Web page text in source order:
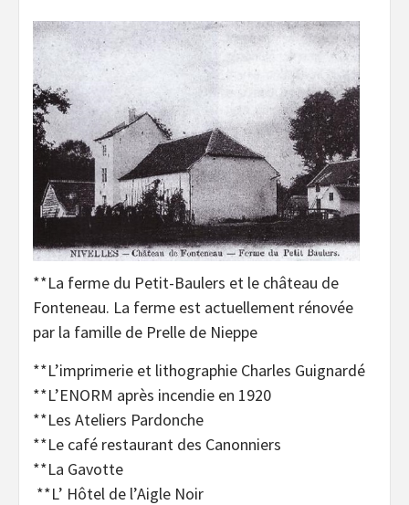
**La ferme du Petit-Baulers et le château de
Fonteneau. La ferme est actuellement rénovée
par la famille de Prelle de Nieppe
**L’imprimerie et lithographie Charles Guignardé
**L’ENORM après incendie en 1920
**Les Ateliers Pardonche
**Le café restaurant des Canonniers
**La Gavotte
**L’ Hôtel de l’Aigle Noir